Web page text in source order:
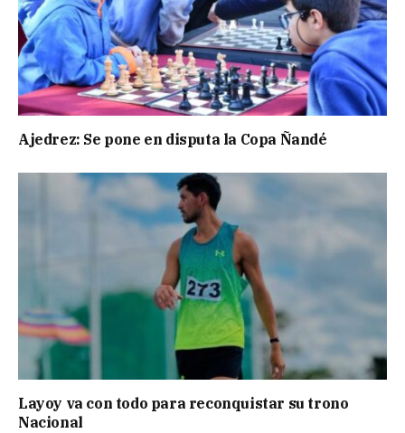
Ajedrez: Se pone en disputa la Copa Ñandé
Layoy va con todo para reconquistar su trono
Nacional